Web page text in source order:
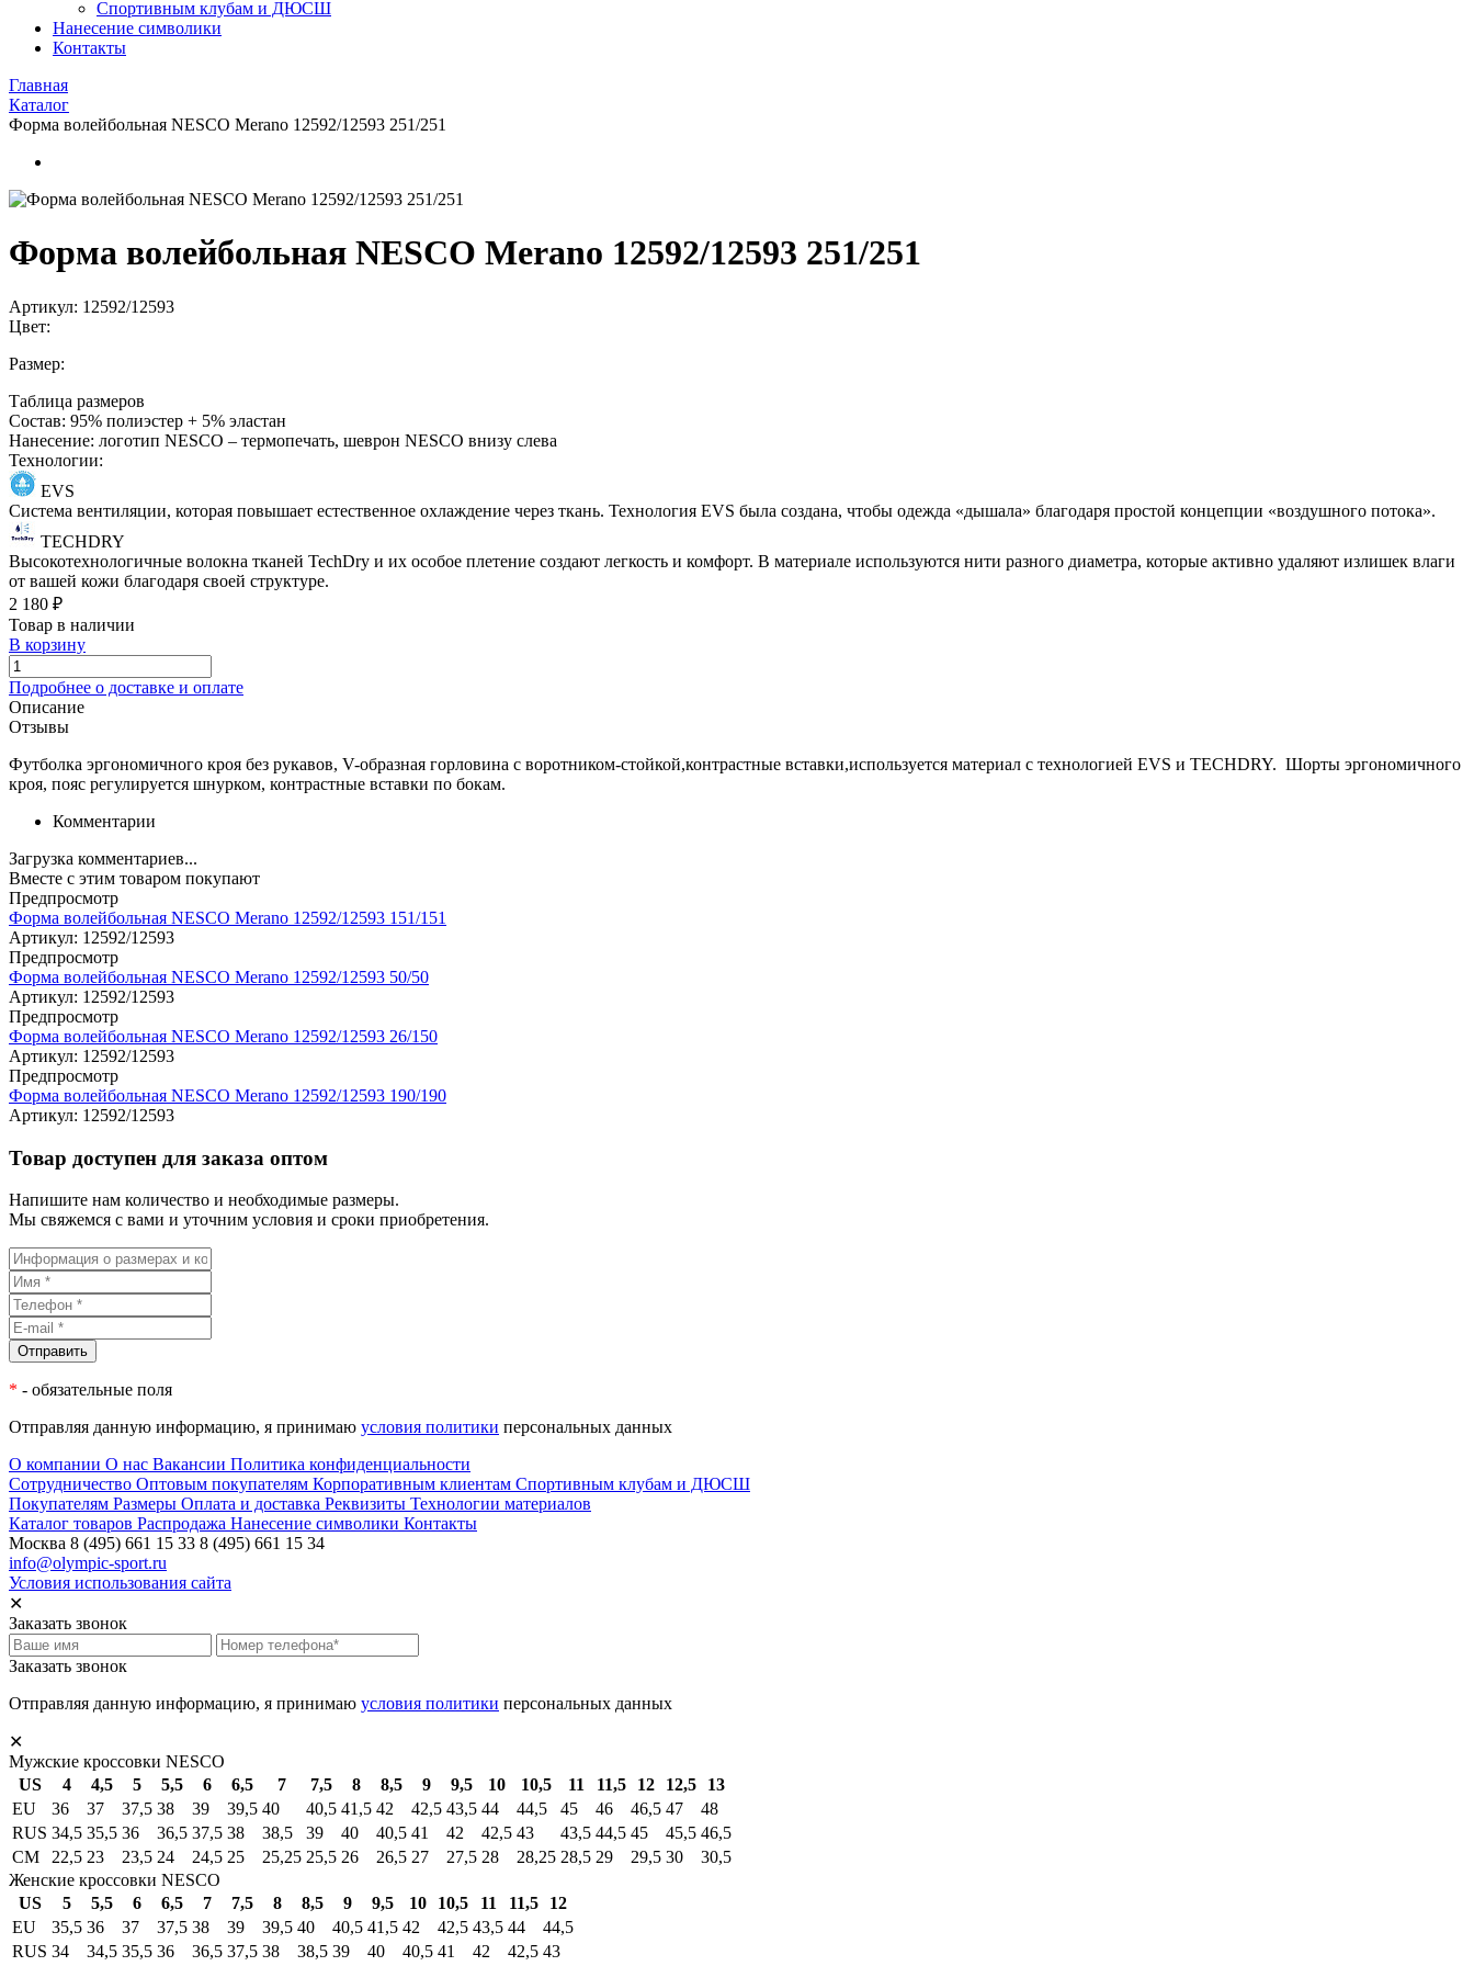
Спортивным клубам и ДЮСШ
Нанесение символики
Контакты
Главная
Каталог
Форма волейбольная NESCO Merano 12592/12593 251/251
Форма волейбольная NESCO Merano 12592/12593 251/251
Артикул: 12592/12593
Цвет:
Размер:
Таблица размеров
Состав: 95% полиэстер + 5% эластан
Нанесение: логотип NESCO – термопечать, шеврон NESCO внизу слева
Технологии:
EVS
Система вентиляции, которая повышает естественное охлаждение через ткань. Технология EVS была создана, чтобы одежда «дышала» благодаря простой концепции «воздушного потока».
TECHDRY
Высокотехнологичные волокна тканей TechDry и их особое плетение создают легкость и комфорт. В материале используются нити разного диаметра, которые активно удаляют излишек влаги
от вашей кожи благодаря своей структуре.
2 180 ₽
Товар в наличии
В корзину
Подробнее о доставке и оплате
Описание
Отзывы
Футболка эргономичного кроя без рукавов, V-образная горловина с воротником-стойкой,контрастные вставки,используется материал с технологией EVS и TECHDRY. Шорты эргономичного
кроя, пояс регулируется шнурком, контрастные вставки по бокам.
Комментарии
Загрузка комментариев...
Вместе с этим товаром покупают
Предпросмотр
Форма волейбольная NESCO Merano 12592/12593 151/151
Артикул: 12592/12593
Предпросмотр
Форма волейбольная NESCO Merano 12592/12593 50/50
Артикул: 12592/12593
Предпросмотр
Форма волейбольная NESCO Merano 12592/12593 26/150
Артикул: 12592/12593
Предпросмотр
Форма волейбольная NESCO Merano 12592/12593 190/190
Артикул: 12592/12593
Товар доступен для заказа оптом
Напишите нам количество и необходимые размеры.
Мы свяжемся с вами и уточним условия и сроки приобретения.
* - обязательные поля
Отправляя данную информацию, я принимаю условия политики персональных данных
О компании О нас Вакансии Политика конфиденциальности
Сотрудничество Оптовым покупателям Корпоративным клиентам Спортивным клубам и ДЮСШ
Покупателям Размеры Оплата и доставка Реквизиты Технологии материалов
Каталог товаров Распродажа Нанесение символики Контакты
Москва 8 (495) 661 15 33 8 (495) 661 15 34
info@olympic-sport.ru
Условия использования сайта
✕
Заказать звонок
Заказать звонок
Отправляя данную информацию, я принимаю условия политики персональных данных
✕
Мужские кроссовки NESCO
US
4 4,5 5 5,5 6 6,5 7 7,5 8 8,5 9 9,5 10 10,5 11 11,5 12 12,5
13
EU
36 37 37,5 38 39 39,5 40 40,5 41,5 42 42,5 43,5 44 44,5 45 46 46,5 47
48
RUS 34,5 35,5 36 36,5 37,5 38 38,5 39 40 40,5 41 42 42,5 43 43,5 44,5 45 45,5 46,5
СМ
22,5 23 23,5 24 24,5 25 25,25 25,5 26 26,5 27 27,5 28 28,25 28,5 29 29,5 30
30,5
Женские кроссовки NESCO
US
5 5,5 6 6,5 7 7,5 8 8,5 9 9,5 10 10,5 11 11,5
12
EU
35,5 36 37 37,5 38 39 39,5 40 40,5 41,5 42 42,5 43,5 44
44,5
RUS 34 34,5 35,5 36 36,5 37,5 38 38,5 39 40 40,5 41 42 42,5 43